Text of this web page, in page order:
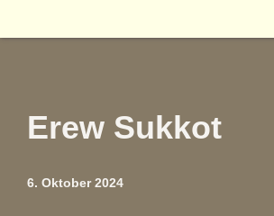
Erew Sukkot
6. Oktober 2024